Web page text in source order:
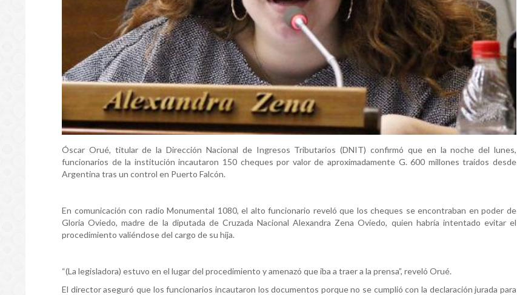
Óscar Orué, titular de la Dirección Nacional de Ingresos Tributarios (DNIT) confirmó que en la noche del lunes,
funcionarios de la institución incautaron 150 cheques por valor de aproximadamente G. 600 millones traídos desde
Argentina tras un control en Puerto Falcón.
En comunicación con radio Monumental 1080, el alto funcionario reveló que los cheques se encontraban en poder de
Gloria Oviedo, madre de la diputada de Cruzada Nacional Alexandra Zena Oviedo, quien habría intentado evitar el
procedimiento valiéndose del cargo de su hija.
“(La legisladora) estuvo en el lugar del procedimiento y amenazó que iba a traer a la prensa”, reveló Orué.
El director aseguró que los funcionarios incautaron los documentos porque no se cumplió con la declaración jurada para